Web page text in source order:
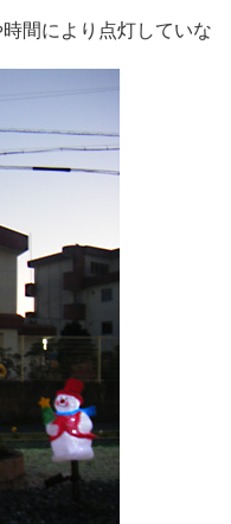
間により点灯していな